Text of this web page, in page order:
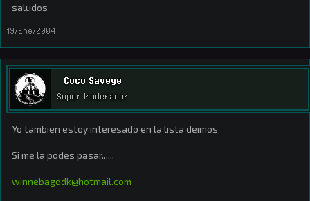
saludos
19/Ene/2004
Coco Savege
Super Moderador
Yo tambien estoy interesado en la lista deimos
Si me la podes pasar......
winnebagodk@hotmail.com